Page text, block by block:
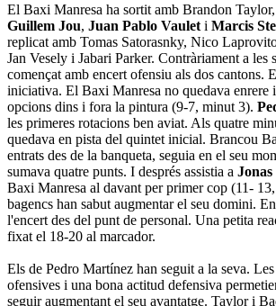
El Baxi Manresa ha sortit amb Brandon Taylor,
Guillem Jou, Juan Pablo Vaulet i Marcis
replicat amb Tomas Satorasnky, Nico
Jan Vesely i Jabari Parker. Contràriament a les
començat amb encert ofensiu als dos cantons.
iniciativa. El Baxi Manresa no quedava enrere
opcions dins i fora la pintura (9-7, minut 3).
les primeres rotacions ben aviat. Als quatre
quedava en pista del quintet inicial. Brancou
entrats des de la banqueta, seguia en el seu
sumava quatre punts. I després assistia a
Baxi Manresa al davant per primer cop (11-
bagencs han sabut augmentar el seu domini.
l'encert des del punt de personal. Una petita
fixat el 18-20 al marcador.
Els de Pedro Martínez han seguit a la seva.
ofensives i una bona actitud defensiva
seguir augmentant el seu avantatge. Taylor i